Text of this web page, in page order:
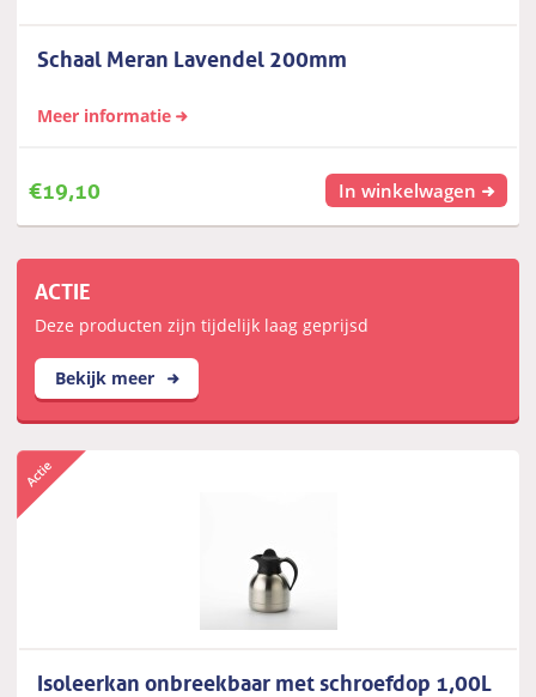
Schaal Meran Lavendel 200mm
Meer informatie
€19,10 In winkelwagen
ACTIE
Deze producten zijn tijdelijk laag geprijsd
Bekijk meer
Isoleerkan onbreekbaar met schroefdop 1,00L